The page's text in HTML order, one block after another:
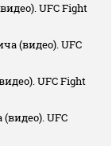
UFC Fight
(видео). UFC
UFC Fight
UFC